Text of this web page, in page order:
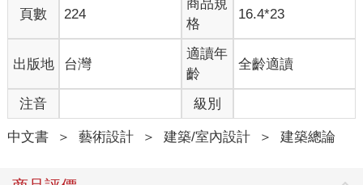
頁數 224
商品規
格
16.4*23
出版地 台灣
適讀年
齡
全齡適讀
注音 級別
中文書 ＞ 藝術設計 ＞ 建築/室內設計 ＞ 建築總論